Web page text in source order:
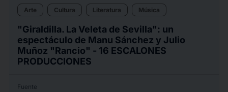
Arte Cultura Literatura Música
"Giraldilla. La Veleta de Sevilla": un
espectáculo de Manu Sánchez y Julio
Muñoz "Rancio" - 16 ESCALONES
PRODUCCIONES
Fuente